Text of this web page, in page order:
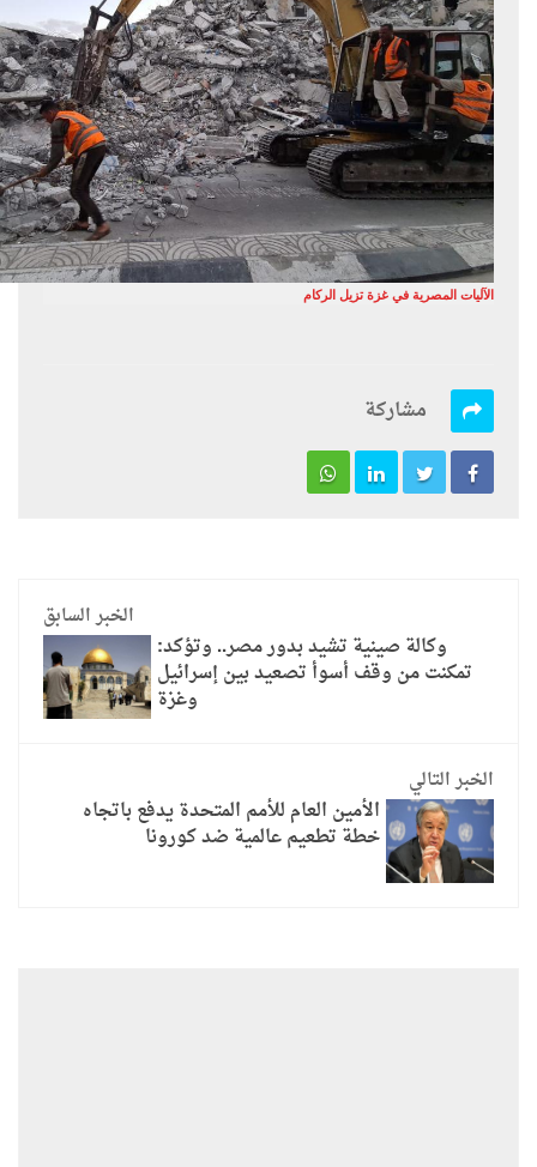
الآليات المصرية في غزة تزيل الركام
مشاركة
الخبر السابق
وكالة صينية تشيد بدور مصر.. وتؤكد:
تمكنت من وقف أسوأ تصعيد بين إسرائيل
وغزة
الخبر التالي
الأمين العام للأمم المتحدة يدفع باتجاه
خطة تطعيم عالمية ضد كورونا